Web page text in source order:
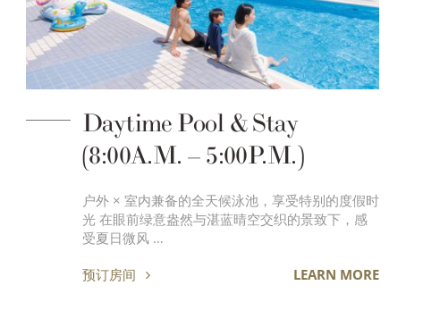
Daytime Pool & Stay
(8:00A.M. – 5:00P.M.)
户外 × 室内兼备的全天候泳池，享受特别的度假时
光 在眼前绿意盎然与湛蓝晴空交织的景致下，感
受夏日微风 …
预订房间 LEARN MORE